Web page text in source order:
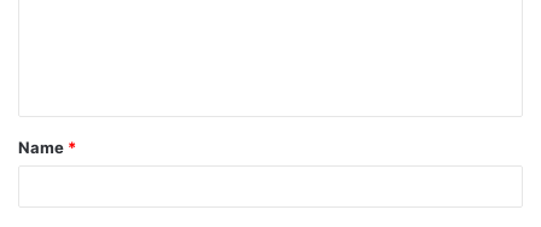
Name *